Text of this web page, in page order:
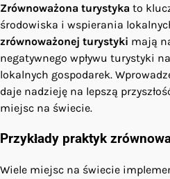
Zrównoważona turystyka to
środowiska i wspierania
zrównoważonej turystyki mają
negatywnego wpływu turystyki
lokalnych gospodarek.
daje nadzieję na lepszą
miejsc na świecie.
Przykłady praktyk
Wiele miejsc na świecie